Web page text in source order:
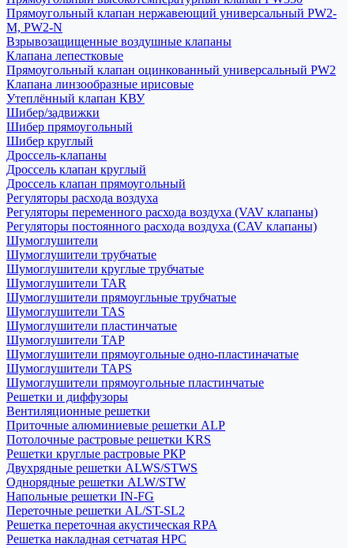
Прямоугольный клапан нержавеющий универсальный PW2-
M, PW2-N
Взрывозащищенные воздушные клапаны
Клапана лепестковые
Прямоугольный клапан оцинкованный универсальный PW2
Клапана линзообразные ирисовые
Утеплённый клапан КВУ
Шибер/задвижки
Шибер прямоугольный
Шибер круглый
Дроссель-клапаны
Дроссель клапан круглый
Дроссель клапан прямоугольный
Регуляторы расхода воздуха
Регуляторы переменного расхода воздуха (VAV клапаны)
Регуляторы постоянного расхода воздуха (CAV клапаны)
Шумоглушители
Шумоглушители трубчатые
Шумоглушители круглые трубчатые
Шумоглушители TAR
Шумоглушители прямоугльные трубчатые
Шумоглушители TAS
Шумоглушители пластинчатые
Шумоглушители TAP
Шумоглушители прямоугольные одно-пластиначатые
Шумоглушители TAPS
Шумоглушители прямоугольные пластинчатые
Решетки и диффузоры
Вентиляционные решетки
Приточные алюминиевые решетки ALP
Потолочные растровые решетки KRS
Решетки круглые растровые РКР
Двухрядные решетки ALWS/STWS
Однорядные решетки ALW/STW
Напольные решетки IN-FG
Переточные решетки AL/ST-SL2
Решетка переточная акустическая RPA
Решетка накладная сетчатая НРС